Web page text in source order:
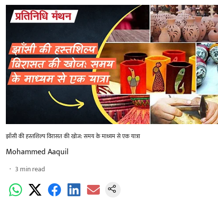
झाँसी की हस्तशिल्प विरासत की खोज: समय के माध्यम से एक यात्रा
Mohammed Aaquil
3 min read